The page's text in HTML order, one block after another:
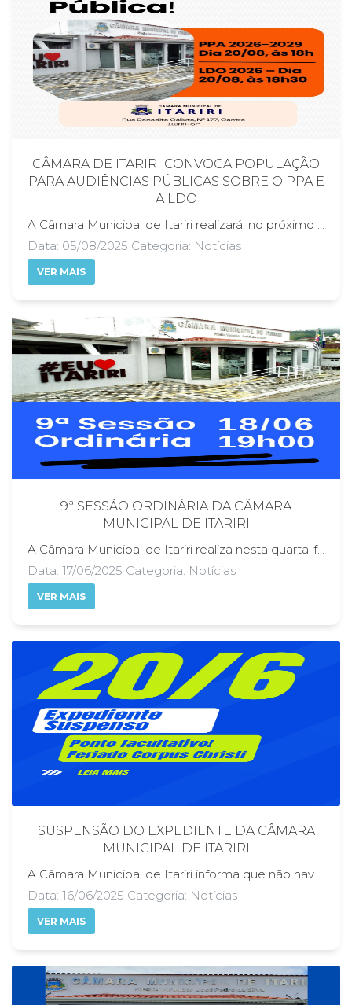
CÂMARA DE ITARIRI CONVOCA POPULAÇÃO
PARA AUDIÊNCIAS PÚBLICAS SOBRE O PPA E
A LDO
A Câmara Municipal de Itariri realizará, no próximo dia 20 de agosto de 2025, duas importantes Audiências Públicas voltadas à apreciação de propostas que irão nortear o planejamento orçamentário do município. A primeira, com início às 18h, tratará do Projeto de Lei nº 027/2025, que dispõe sobre o Plano Plurianual (PPA) para o período de 2026 a 2029. Na sequência, às 18h30, será a vez da Audiência referente ao Projeto de Lei nº 028/2025, que trata da Lei de Diretrizes Orçamentárias (LDO) para o exercício de 2026. As audiências públicas representam momentos fundamentais de escuta e diálogo entre o Poder Legislativo e a sociedade civil. Por isso, a Câmara reforça o convite à população para que participe ativamente, levando sugestões, opiniões e questionamentos sobre os projetos apresentados. A construção das políticas públicas deve refletir as reais necessidades da comunidade, e a participação popular é o caminho para garantir maior transparência, legitimidade e eficácia nas decisões. O Plano Plurianual define as diretrizes, objetivos e metas da administração pública para um período de quatro anos, enquanto a LDO estabelece as prioridades e metas fiscais para o ano seguinte. Ambos os projetos são essenciais para o bom funcionamento da gestão municipal e impactam diretamente áreas como saúde, educação, infraestrutura, cultura e assistência social. A Câmara Municipal de Itariri reafirma seu compromisso com a transparência e o fortalecimento da cidadania, incentivando todos os moradores a se envolverem nas decisões que moldam o futuro da cidade. A presença da população nas audiências públicas é um direito e também um importante exercício democrático. Além da participação presencial, os cidadãos também podem contribuir com suas sugestões por meio dos links: Plano Plurianual 2026 a 2029 (PPA): https://forms.gle/9zEECPGfrU1G7TTU8 Lei de Diretrizes Orçamentária 2026 (LDO): https://forms.gle/qAP9aZWb7Z9gzmBj9
Data: 05/08/2025 Categoria: Notícias
VER MAIS
9ª SESSÃO ORDINÁRIA DA CÂMARA
MUNICIPAL DE ITARIRI
A Câmara Municipal de Itariri realiza nesta quarta-feira a 9ª Sessão Ordinária do ano, com início regimental às 19h. O encontro reúne os vereadores da cidade para debater e deliberar sobre matérias de interesse público, incluindo projetos encaminhados pelo Poder Executivo e demandas apresentadas pela comunidade. A sessão é um espaço democrático essencial para o fortalecimento da representatividade e da participação cidadã. Reforçando seu compromisso com a transparência e o acesso à informação, a Câmara transmite a sessão ao vivo pela página oficial no Facebook: facebook.com/camaradeitariri. Essa iniciativa permite que qualquer cidadão, independentemente de onde esteja, acompanhe em tempo real os debates e decisões que impactam diretamente a vida da população itaririense. Durante a sessão, os vereadores analisam propostas do Executivo Municipal e apresentam indicações, requerimentos e moções que refletem as necessidades e aspirações da comunidade. São temas que vão desde melhorias na infraestrutura urbana até ações voltadas à saúde, educação e bem-estar social. O diálogo entre os parlamentares e a sociedade é fundamental para a construção de políticas públicas mais eficazes e inclusivas. A Câmara Municipal de Itariri convida todos os cidadãos a participarem ativamente da vida política do município, seja presencialmente ou por meio das transmissões online. Acompanhar as sessões é uma forma de exercer a cidadania, fiscalizar o poder público e contribuir para uma gestão mais justa e transparente.
Data: 17/06/2025 Categoria: Notícias
VER MAIS
SUSPENSÃO DO EXPEDIENTE DA CÂMARA
MUNICIPAL DE ITARIRI
A Câmara Municipal de Itariri informa que não haverá expediente no dia 20 de junho de 2025 (sexta-feira), em virtude do feriado religioso de Corpus Christi, celebrado na quinta-feira, dia 19. A data é tradicionalmente marcada por celebrações religiosas e é considerada feriado nacional. Em razão do feriado, as atividades administrativas e legislativas da Câmara estarão suspensas, retomando normalmente na segunda-feira, dia 23 de junho de 2025. Durante esse período, não haverá atendimento ao público nem realização de sessões ou reuniões oficiais. A Câmara agradece a compreensão de todos e reforça seu compromisso com a transparência e o bom funcionamento dos serviços públicos. Para mais informações, os cidadãos podem acessar os canais oficiais da instituição.
Data: 16/06/2025 Categoria: Notícias
VER MAIS